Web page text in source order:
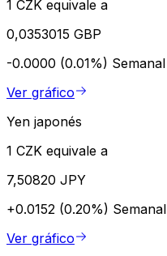
1 CZK equivale a
0,0353015 GBP
-0.0000 (0.01%) Semanal
Ver gráfico
Yen japonés
1 CZK equivale a
7,50820 JPY
+0.0152 (0.20%) Semanal
Ver gráfico